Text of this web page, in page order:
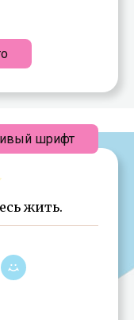
жить.
шрифт